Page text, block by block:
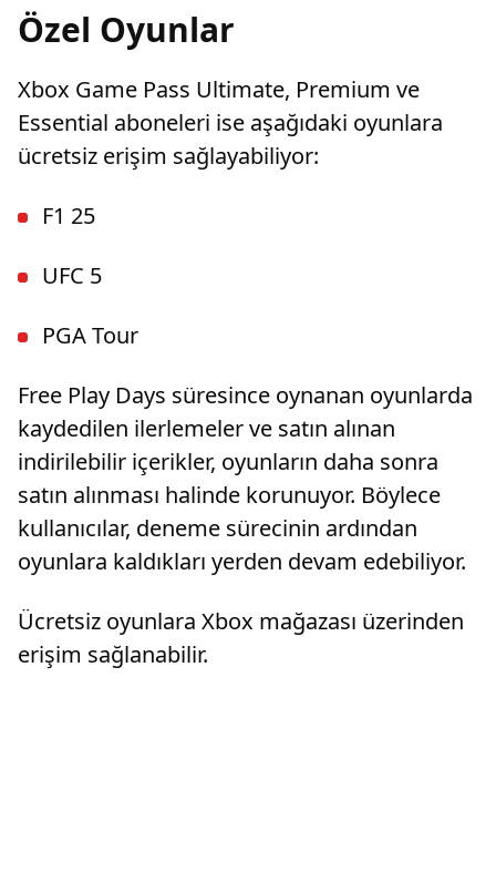
Özel Oyunlar
Xbox Game Pass Ultimate, Premium ve
Essential aboneleri ise aşağıdaki oyunlara
ücretsiz erişim sağlayabiliyor:
F1 25
UFC 5
PGA Tour
Free Play Days süresince oynanan oyunlarda
kaydedilen ilerlemeler ve satın alınan
indirilebilir içerikler, oyunların daha sonra
satın alınması halinde korunuyor. Böylece
kullanıcılar, deneme sürecinin ardından
oyunlara kaldıkları yerden devam edebiliyor.
Ücretsiz oyunlara Xbox mağazası üzerinden
erişim sağlanabilir.